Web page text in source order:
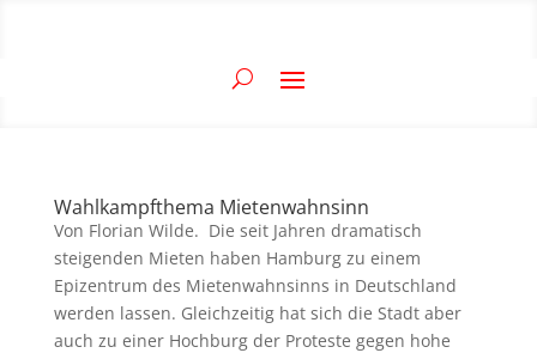
Wahlkampfthema Mietenwahnsinn
Von Florian Wilde. Die seit Jahren dramatisch
steigenden Mieten haben Hamburg zu einem
Epizentrum des Mietenwahnsinns in Deutschland
werden lassen. Gleichzeitig hat sich die Stadt aber
auch zu einer Hochburg der Proteste gegen hohe